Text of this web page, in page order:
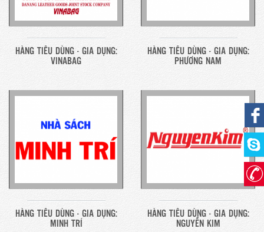
HÀNG TIÊU DÙNG - GIA DỤNG:
VINABAG
HÀNG TIÊU DÙNG - GIA DỤNG:
PHƯƠNG NAM
HÀNG TIÊU DÙNG - GIA DỤNG:
MINH TRÍ
HÀNG TIÊU DÙNG - GIA DỤNG:
NGUYỄN KIM